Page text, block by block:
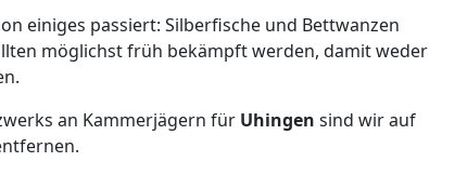
einiges passiert: Silberfische und Bettwanzen
möglichst früh bekämpft werden, damit weder
an Kammerjägern für Uhingen sind wir auf